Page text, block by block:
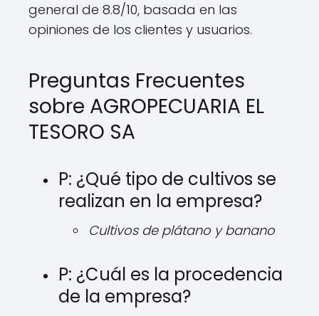
general de 8.8/10, basada en las
opiniones de los clientes y usuarios.
Preguntas Frecuentes
sobre AGROPECUARIA EL
TESORO SA
P: ¿Qué tipo de cultivos se
realizan en la empresa?
Cultivos de plátano y banano
P: ¿Cuál es la procedencia
de la empresa?